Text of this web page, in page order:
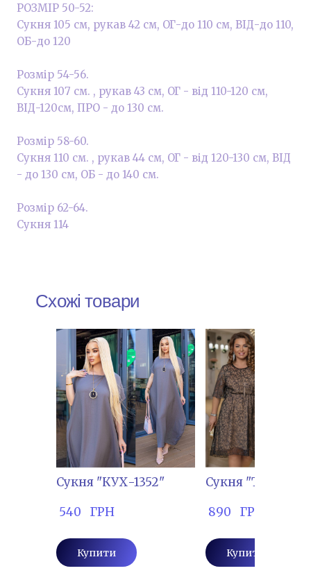
РОЗМІР 50-52:
Сукня 105 см, рукав 42 см, ОГ-до 110 см, ВІД-до 110,
ОБ-до 120
Розмір 54-56.
Сукня 107 см. , рукав 43 см, ОГ - від 110-120 см,
ВІД-120см, ПРО - до 130 см.
Розмір 58-60.
Сукня 110 см. , рукав 44 см, ОГ - від 120-130 см, ВІД
- до 130 см, ОБ - до 140 см.
Розмір 62-64.
Сукня 114
Схожі товари
Сукня "КУХ-1352"
540   ГРН
Купити
Сукня "ТІМ-
890   ГРН
Купити